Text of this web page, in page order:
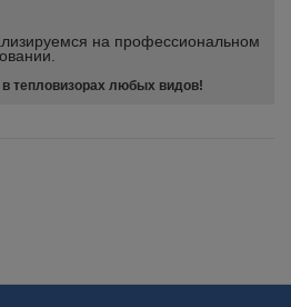
на профессиональном
тепловизорах любых видов!